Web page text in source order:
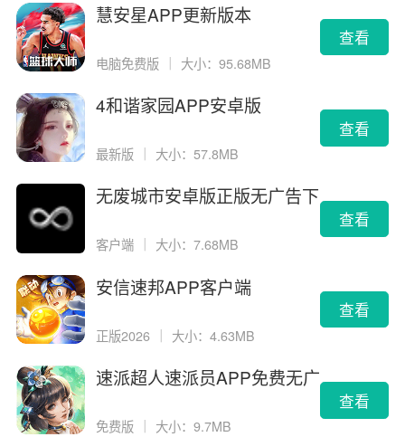
慧安星APP更新版本
电脑免费版 ｜ 大小：95.68MB
查看
4和谐家园APP安卓版
最新版 大小：57.8MB
查看
无废城市安卓版正版无广告下
客户端 大小：7.68MB
查看
安信速邦APP客户端
正版2026 ｜ 大小：4.63MB
查看
速派超人速派员APP免费无广
免费版 大小：9.7MB
查看